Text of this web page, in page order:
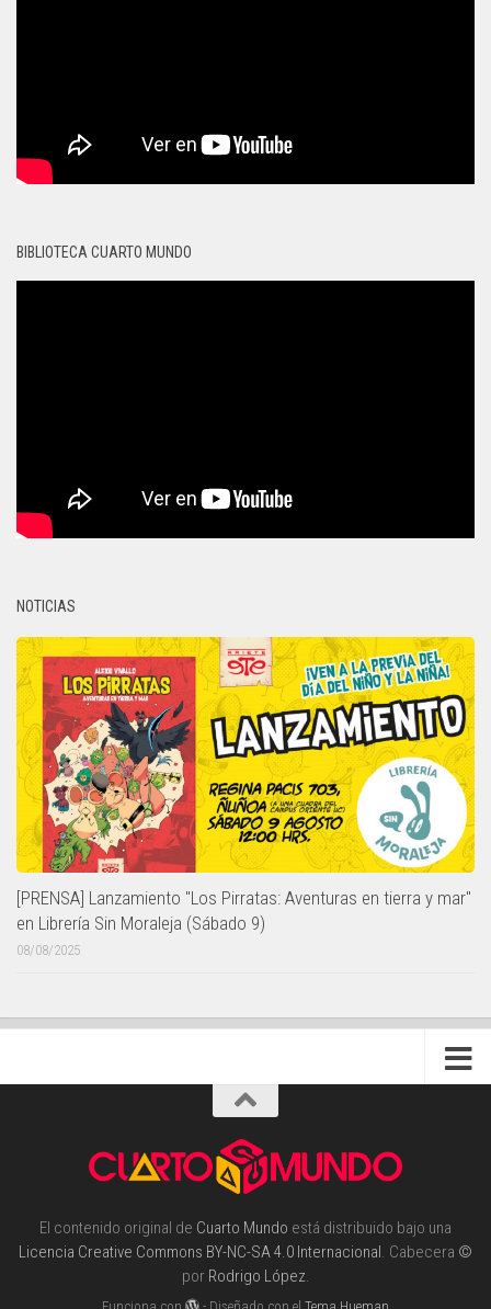
BIBLIOTECA CUARTO MUNDO
NOTICIAS
[PRENSA] Lanzamiento "Los Pirratas: Aventuras en tierra y mar"
en Librería Sin Moraleja (Sábado 9)
08/08/2025
El contenido original de Cuarto Mundo está distribuido bajo una
Licencia Creative Commons BY-NC-SA 4.0 Internacional. Cabecera ©
por Rodrigo López.